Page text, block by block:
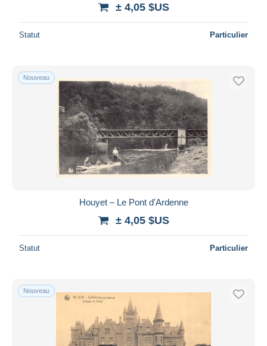
± 4,05 $US
Statut Particulier
Nouveau
Houyet – Le Pont d'Ardenne
± 4,05 $US
Statut Particulier
Nouveau